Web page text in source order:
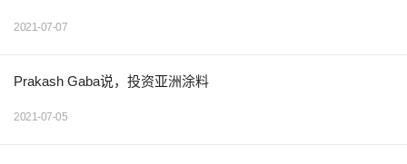
2021-07-07
Prakash Gaba说，投资亚洲涂料
2021-07-05